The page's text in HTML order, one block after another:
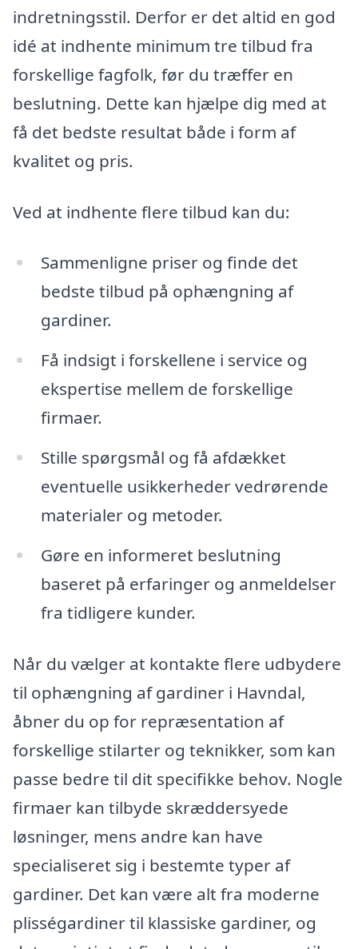
indretningsstil. Derfor er det altid en god
idé at indhente minimum tre tilbud fra
forskellige fagfolk, før du træffer en
beslutning. Dette kan hjælpe dig med at
få det bedste resultat både i form af
kvalitet og pris.
Ved at indhente flere tilbud kan du:
Sammenligne priser og finde det
bedste tilbud på ophængning af
gardiner.
Få indsigt i forskellene i service og
ekspertise mellem de forskellige
firmaer.
Stille spørgsmål og få afdækket
eventuelle usikkerheder vedrørende
materialer og metoder.
Gøre en informeret beslutning
baseret på erfaringer og anmeldelser
fra tidligere kunder.
Når du vælger at kontakte flere udbydere
til ophængning af gardiner i Havndal,
åbner du op for repræsentation af
forskellige stilarter og teknikker, som kan
passe bedre til dit specifikke behov. Nogle
firmaer kan tilbyde skræddersyede
løsninger, mens andre kan have
specialiseret sig i bestemte typer af
gardiner. Det kan være alt fra moderne
plisségardiner til klassiske gardiner, og